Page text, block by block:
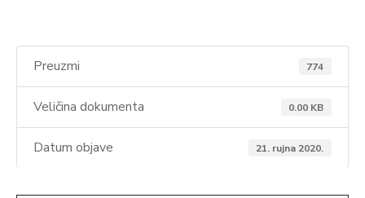
Preuzmi 774
Veličina dokumenta 0.00 KB
Datum objave 21. rujna 2020.